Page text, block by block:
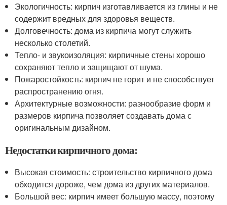
Экологичность: кирпич изготавливается из глины и не
содержит вредных для здоровья веществ.
Долговечность: дома из кирпича могут служить
несколько столетий.
Тепло- и звукоизоляция: кирпичные стены хорошо
сохраняют тепло и защищают от шума.
Пожаростойкость: кирпич не горит и не способствует
распространению огня.
Архитектурные возможности: разнообразие форм и
размеров кирпича позволяет создавать дома с
оригинальным дизайном.
Недостатки кирпичного дома:
Высокая стоимость: строительство кирпичного дома
обходится дороже, чем дома из других материалов.
Большой вес: кирпич имеет большую массу, поэтому